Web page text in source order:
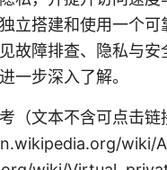
立搭建和使用一个
故障排查、隐私与
一步深入了解。
（文本不含可点击
wiki/